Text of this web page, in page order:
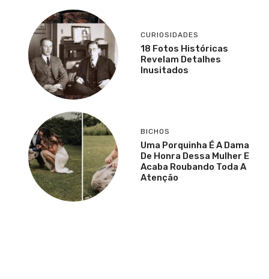
CURIOSIDADES
18 Fotos Históricas
Revelam Detalhes
Inusitados
BICHOS
Uma Porquinha É A Dama
De Honra Dessa Mulher E
Acaba Roubando Toda A
Atenção